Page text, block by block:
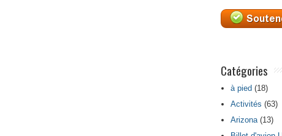
Catégories
à pied (18)
Activités (63)
Arizona(13)